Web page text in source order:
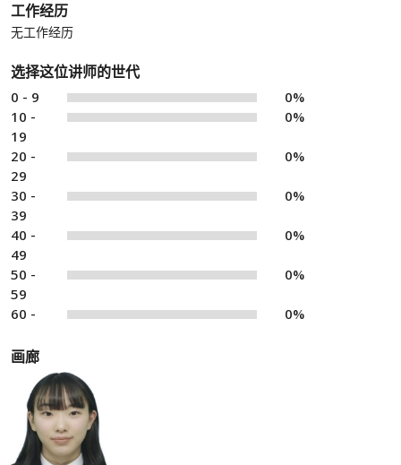
工作经历
无工作经历
选择这位讲师的世代
0 - 9
0%
10 -
19
0%
20 -
29
0%
30 -
39
0%
40 -
49
0%
50 -
59
0%
60 - 0%
画廊